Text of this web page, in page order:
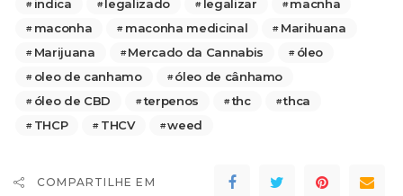
indica
legalizado legalizar
macnha
maconha
maconha medicinal
Marihuana
Marijuana
Mercado da Cannabis
óleo
oleo de canhamo
óleo de cânhamo
óleo de CBD
terpenos thc
thca
THCP
THCV weed
COMPARTILHE EM